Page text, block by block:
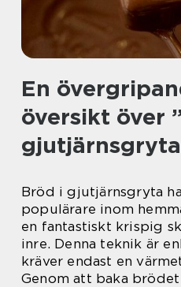
En
översikt över
Bröd i gjutjärnsgryta
populärare inom
en fantastiskt krispig
inre. Denna teknik är
kräver endast en
Genom att baka